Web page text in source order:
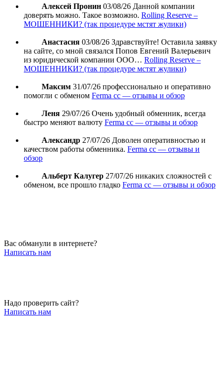
Алексей Пронин 03/08/26 Данной компании
доверять можно. Такое возможно. Rolling Reserve –
МОШЕННИКИ? (так процедуре мстят жулики)
Анастасия 03/08/26 Здравствуйте! Оставила заявку
на сайте, со мной связался Попов Евгений Валерьевич
из юридической компании ООО… Rolling Reserve –
МОШЕННИКИ? (так процедуре мстят жулики)
Максим 31/07/26 профессионально и оперативно
помогли с обменом Ferma cc — отзывы и обзор
Леня 29/07/26 Очень удобный обменник, всегда
быстро меняют валюту Ferma cc — отзывы и обзор
Александр 27/07/26 Доволен оперативностью и
качеством работы обменника. Ferma cc — отзывы и
обзор
Альберт Калугер 27/07/26 никаких сложностей с
обменом, все прошло гладко Ferma cc — отзывы и обзор
Вас обманули в интернете?
Написать нам
Надо проверить сайт?
Написать нам